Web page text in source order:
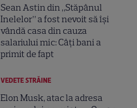
Sean Astin din „Stăpânul
Inelelor” a fost nevoit să își
vândă casa din cauza
salariului mic: Câți bani a
primit de fapt
VEDETE STRĂINE
Elon Musk, atac la adresa